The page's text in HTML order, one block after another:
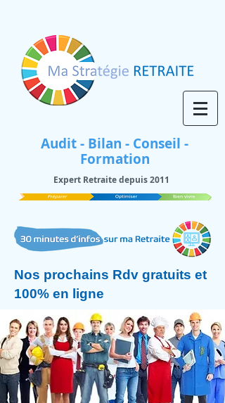
Audit - Bilan - Conseil -
Formation
Expert Retraite depuis 2011
Nos prochains Rdv gratuits et
100% en ligne